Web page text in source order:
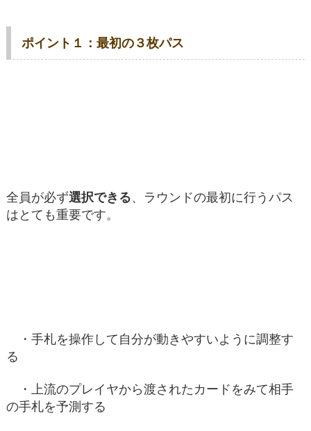
ポイント１：最初の３枚パス
全員が必ず選択できる、ラウンドの最初に行うパス
はとても重要です。
・手札を操作して自分が動きやすいように調整す
る
・上流のプレイヤから渡されたカードをみて相手
の手札を予測する